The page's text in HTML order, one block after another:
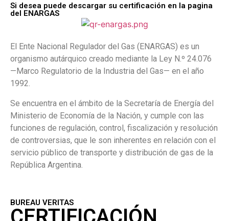
Si desea puede descargar su certificación en la pagina
del ENARGAS
El Ente Nacional Regulador del Gas (ENARGAS) es un
organismo autárquico creado mediante la Ley N.º 24.076
—Marco Regulatorio de la Industria del Gas— en el año
1992.
Se encuentra en el ámbito de la Secretaría de Energía del
Ministerio de Economía de la Nación, y cumple con las
funciones de regulación, control, fiscalización y resolución
de controversias, que le son inherentes en relación con el
servicio público de transporte y distribución de gas de la
República Argentina.
BUREAU VERITAS